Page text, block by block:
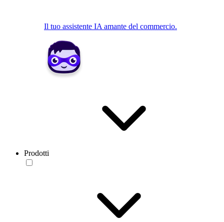
Il tuo assistente IA amante del commercio.
Prodotti